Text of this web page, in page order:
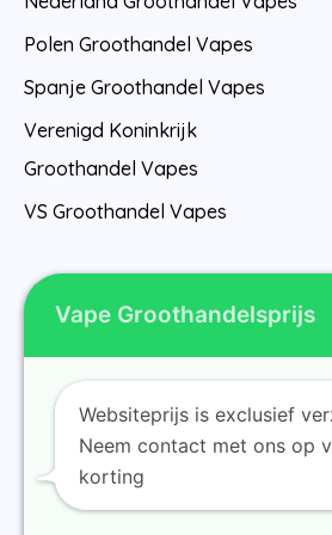
Polen Groothandel Vapes
Spanje Groothandel Vapes
Verenigd Koninkrijk
Groothandel Vapes
VS Groothandel Vapes
Vape Groothandelsprijs
Websiteprijs is exclusief
Neem contact met ons op
korting